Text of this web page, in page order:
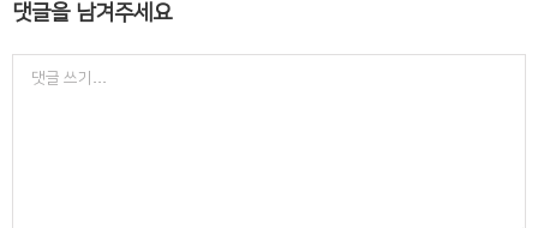
댓글을 남겨주세요
Comment